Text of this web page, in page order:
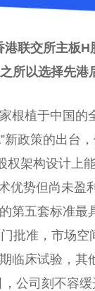
联交所主板H
所以选择先港
根植于中国的
政策的出台
架构设计上
优势但尚未盈
第五套标准最
批准，市场空
临床试验，其
公司刻不容